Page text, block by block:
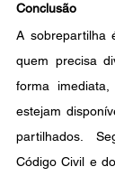
Conclusão
A sobrepartilha
quem precisa
forma
estejam
partilhados.
Código Civil e